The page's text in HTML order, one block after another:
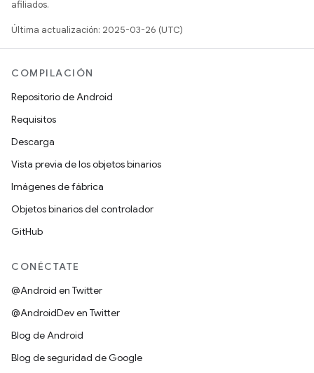
afiliados.
Última actualización: 2025-03-26 (UTC)
COMPILACIÓN
Repositorio de Android
Requisitos
Descarga
Vista previa de los objetos binarios
Imágenes de fábrica
Objetos binarios del controlador
GitHub
CONÉCTATE
@Android en Twitter
@AndroidDev en Twitter
Blog de Android
Blog de seguridad de Google